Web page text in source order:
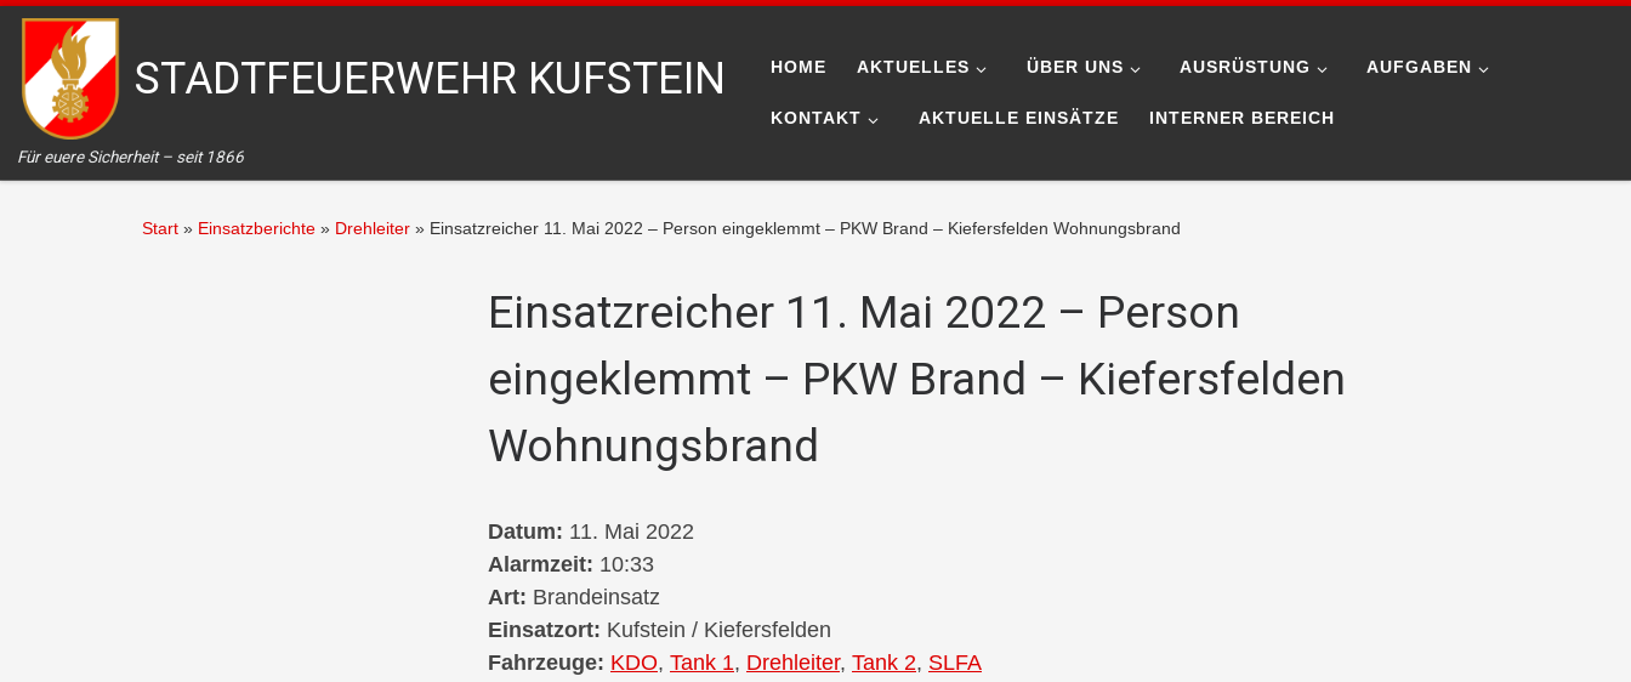
Zum Inhalt springen
STADTFEUERWEHR KUFSTEIN
Für euere Sicherheit – seit 1866
HOME AKTUELLES ÜBER UNS AUSRÜSTUNG AUFGABEN
KONTAKT AKTUELLE EINSÄTZE INTERNER BEREICH
Start » Einsatzberichte » Drehleiter » Einsatzreicher 11. Mai 2022 – Person eingeklemmt – PKW Brand – Kiefersfelden Wohnungsbrand
Einsatzreicher 11. Mai 2022 – Person
eingeklemmt – PKW Brand – Kiefersfelden
Wohnungsbrand
Datum: 11. Mai 2022
Alarmzeit: 10:33
Art: Brandeinsatz
Einsatzort: Kufstein / Kiefersfelden
Fahrzeuge: KDO, Tank 1, Drehleiter, Tank 2, SLFA